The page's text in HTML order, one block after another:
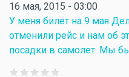
16 мая, 2015 - 03:00
У меня билет на 9 мая
отменили рейс и нам об
посадки в самолет. Мы